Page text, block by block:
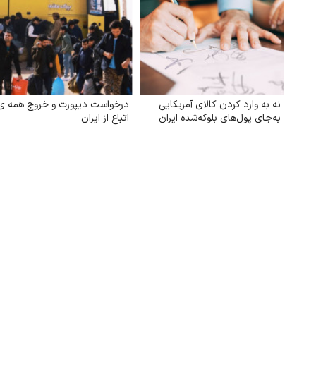
نه به وارد کردن کالای آمریکایی
به‌جای پول‌های بلوکه‌شده ایران
درخواست دیپورت و خروج همه
اتباع از ایران